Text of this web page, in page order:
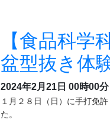
【食品科
盆型抜き体
2024年2月21日 00時00分
１月２８日（日）に手打免
た。